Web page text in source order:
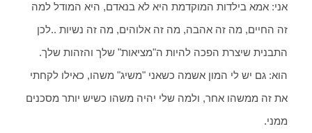
אני: אמא בילדות המוקדמת היא לא בנאדם, היא המודל למה
זה החיים, מה זה אהבה, מה זה אלוהים, מה זה נשיות ..לכן
התבנית שיצרת הפכה להיות ה"מציאות" שלך והזהות שלך.
הוא: גם יש לי המון אשמה כשאני "משיג" משהו, כאילו לקחתי
את זה ממשהו אחר, ולמה שלי יהיה משהו כשיש יותר מסכנים
ממני.